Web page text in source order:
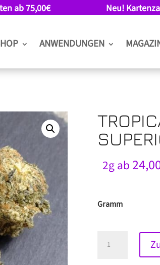
ab 75,00€ Neu!
ANWENDUNGEN
2g ab
Gramm